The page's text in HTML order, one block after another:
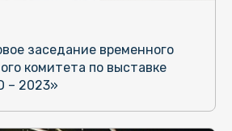
заседание временного
комитета по выставке
– 2023»